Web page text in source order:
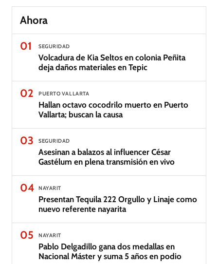
Ahora
01
SEGURIDAD
Volcadura de Kia Seltos en colonia Peñita
deja daños materiales en Tepic
02 PUERTO VALLARTA
Hallan octavo cocodrilo muerto en Puerto
Vallarta; buscan la causa
03 SEGURIDAD
Asesinan a balazos al influencer César
Gastélum en plena transmisión en vivo
04 NAYARIT
Presentan Tequila 222 Orgullo y Linaje como
nuevo referente nayarita
05 NAYARIT
Pablo Delgadillo gana dos medallas en
Nacional Máster y suma 5 años en podio